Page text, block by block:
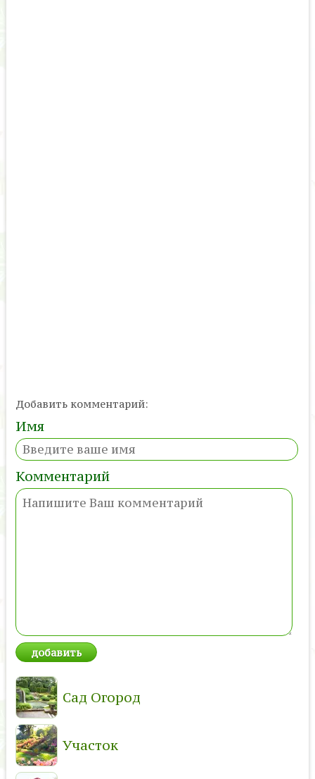
Добавить комментарий:
Имя
Комментарий
Сад Огород
Участок